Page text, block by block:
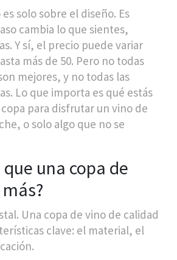
solo sobre el diseño. Es
cambia lo que sientes,
Y sí, el precio puede variar
más de 50. Pero no todas
mejores, y no todas las
Lo que importa es qué estás
para disfrutar un vino de
o solo algo que no se
que una copa de
Una copa de vino de calidad
clave: el material, el